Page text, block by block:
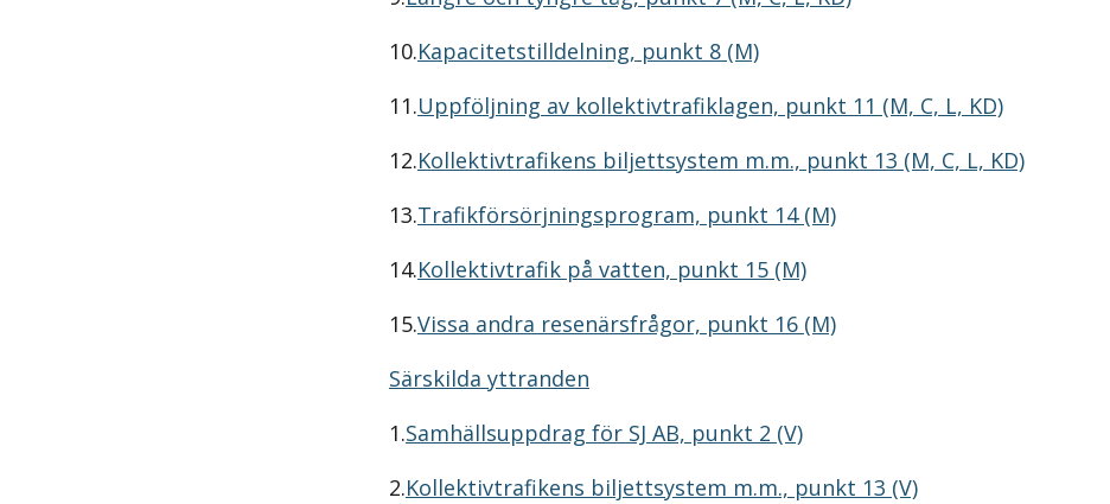
10.Kapacitetstilldelning, punkt 8 (M)
11.Uppföljning av kollektivtrafiklagen, punkt 11 (M, C, L, KD)
12.Kollektivtrafikens biljettsystem m.m., punkt 13 (M, C, L, KD)
13.Trafikförsörjningsprogram, punkt 14 (M)
14.Kollektivtrafik på vatten, punkt 15 (M)
15.Vissa andra resenärsfrågor, punkt 16 (M)
Särskilda yttranden
1.Samhällsuppdrag för SJ AB, punkt 2 (V)
2.Kollektivtrafikens biljettsystem m.m., punkt 13 (V)